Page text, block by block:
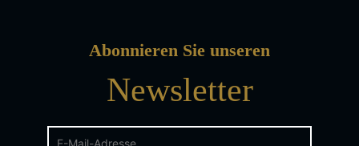
Abonnieren Sie unseren
Newsletter